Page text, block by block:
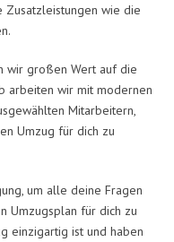
wie die
wir großen Wert auf die
arbeiten wir mit modernen
Mitarbeitern,
Umzug für dich zu
um alle deine Fragen
Umzugsplan für dich zu
einzigartig ist und haben